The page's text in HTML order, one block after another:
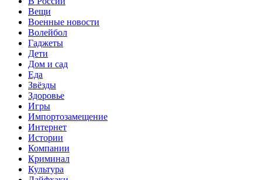
Вещи
Военные новости
Волейбол
Гаджеты
Дети
Дом и сад
Еда
Звёзды
Здоровье
Игры
Импортозамещение
Интернет
Истории
Компании
Криминал
Культура